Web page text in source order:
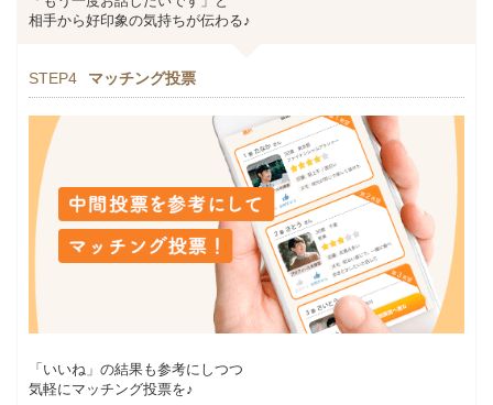
相手から好印象の気持ちが伝わる♪
STEP4 マッチング投票
「いいね」の結果も参考にしつつ
気軽にマッチング投票を♪